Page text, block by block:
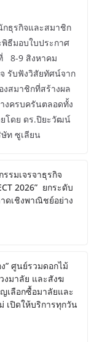
กธุรกิจและสมาชิก
ธีมอบใบประกาศ
8-9 สิงหาคม
รับฟังวิสัยทัศน์จาก
งสมาชิกที่สร้างผล
งครบครันตลอดทั้ง
โดย ดร.ปิยะวัฒน์
ท ซูเลียน
รมเจรจาธุรกิจ
2026” ยกระดับ
เชิงพาณิชย์อย่าง
” ศูนย์รวมดอกไม้
งมาลัย และสังฆ
เลือกซื้อมาลัยและ
ปิดให้บริการทุกวัน